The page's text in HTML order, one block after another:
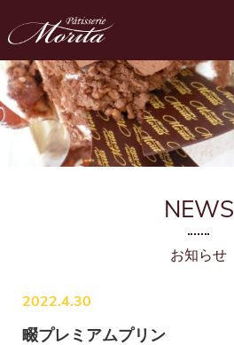
NEWS
お知らせ
2022.4.30
畷プレミアムプリン